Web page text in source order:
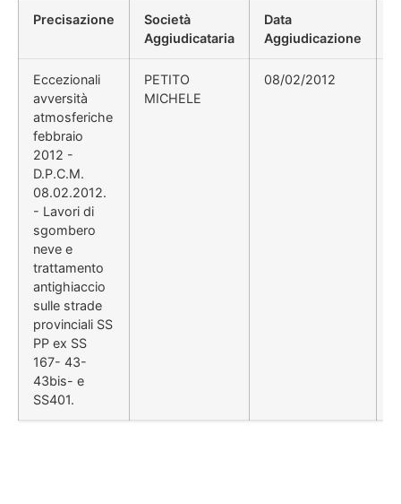
Precisazione
Società
Aggiudicataria
Data
Aggiudicazione
Eccezionali
avversità
atmosferiche
febbraio
2012 -
D.P.C.M.
08.02.2012.
- Lavori di
sgombero
neve e
trattamento
antighiaccio
sulle strade
provinciali SS
PP ex SS
167- 43-
43bis- e
SS401.
PETITO
MICHELE
08/02/2012